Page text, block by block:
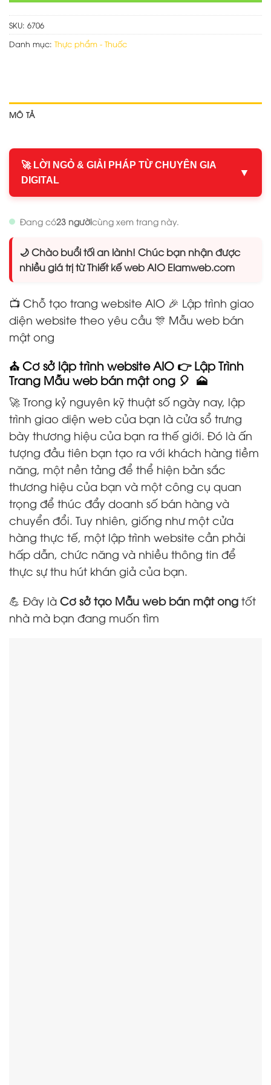
SKU: 6706
Danh mục: Thực phẩm - Thuốc
MÔ TẢ
🚀 LỜI NGỎ & GIẢI PHÁP TỪ CHUYÊN GIA
DIGITAL
▼
Đang có23 ngườicùng xem trang này.
🌙 Chào buổi tối an lành! Chúc bạn nhận được
nhiều giá trị từ Thiết kế web AIO Elamweb.com
📺 Chỗ tạo trang website AIO 🎉 Lập trình giao
diện website theo yêu cầu 🎊 Mẫu web bán
mật ong
⛪ Cơ sở lập trình website AIO 👉 Lập Trình
Trang Mẫu web bán mật ong 🎈 🗻
🚀 Trong kỷ nguyên kỹ thuật số ngày nay, lập
trình giao diện web của bạn là cửa sổ trưng
bày thương hiệu của bạn ra thế giới. Đó là ấn
tượng đầu tiên bạn tạo ra với khách hàng tiềm
năng, một nền tảng để thể hiện bản sắc
thương hiệu của bạn và một công cụ quan
trọng để thúc đẩy doanh số bán hàng và
chuyển đổi. Tuy nhiên, giống như một cửa
hàng thực tế, một lập trình website cần phải
hấp dẫn, chức năng và nhiều thông tin để
thực sự thu hút khán giả của bạn.
💪 Đây là Cơ sở tạo Mẫu web bán mật ong tốt
nhà mà bạn đang muốn tìm